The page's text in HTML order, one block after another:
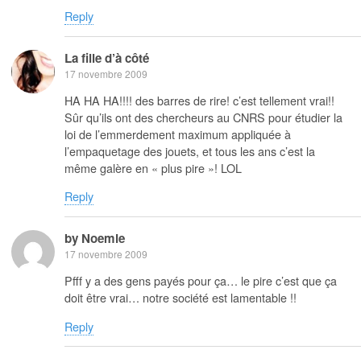
Reply
La fille d’à côté
17 novembre 2009
HA HA HA!!!! des barres de rire! c’est tellement vrai!!
Sûr qu’ils ont des chercheurs au CNRS pour étudier la
loi de l’emmerdement maximum appliquée à
l’empaquetage des jouets, et tous les ans c’est la
même galère en « plus pire »! LOL
Reply
by Noemie
17 novembre 2009
Pfff y a des gens payés pour ça… le pire c’est que ça
doit être vrai… notre société est lamentable !!
Reply